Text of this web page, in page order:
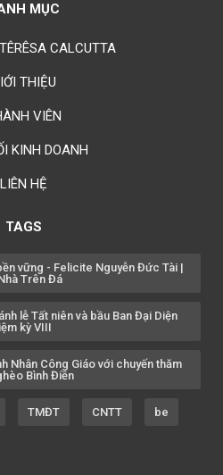
MỤC
CALCUTTA
THIỆU
VIÊN
KINH DOANH
LIÊN HỆ
TAGS
vững - Felicite Nguyễn Đức Tài |
Trên Đá
lễ Tất niên và bầu Ban Đại Diện
kỳ VIII
Nhân Công Giáo với chuyến thăm
Bình Điền
TMĐT CNTT be